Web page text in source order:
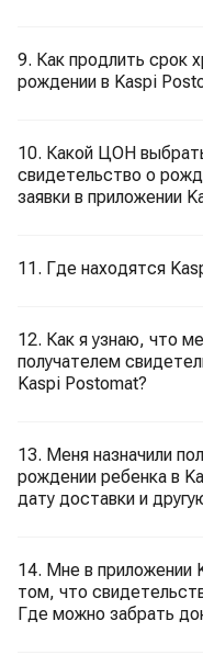
9. Как продлить срок
рождении в Kaspi
10. Какой ЦОН
свидетельство о
заявки в приложении
11. Где находятся
12. Как я узнаю, что
получателем
Kaspi Postomat?
13. Меня назначили
рождении ребенка в
дату доставки и
14. Мне в приложении
том, что
Где можно забрать